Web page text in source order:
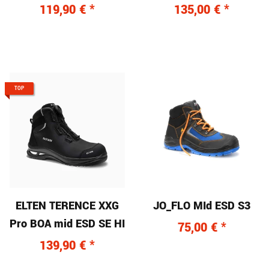
119,90 € * 135,00 € *
TOP
ELTEN TERENCE XXG
Pro BOA mid ESD SE HI
139,90 € *
JO_FLO MId ESD S3
75,00 € *